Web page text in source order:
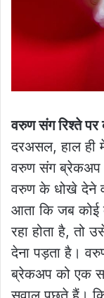
वरुण संग रिश्ते पर
दरअसल, हाल ही
वरुण संग ब्रेकअप
वरुण के धोखे देने
आता कि जब कोई
रहा होता है, तो
देना पड़ता है।
ब्रेकअप को एक